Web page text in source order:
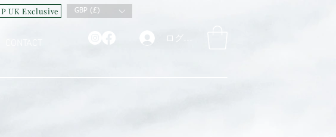
ログイン
UK Exclusive GBP (£)